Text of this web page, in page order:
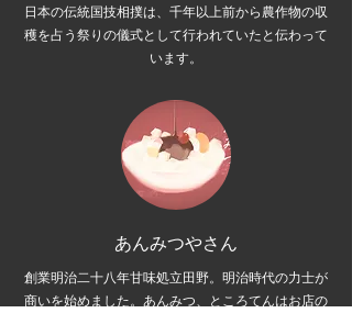
日本の伝統国技相撲は、千年以上前から農作物の収
穫を占う祭りの儀式として行われていたと伝わって
います。
あんみつやさん
創業明治二十八年甘味処立田野。明治時代の力士が
商いを始めました。あんみつ、ところてんはお店の